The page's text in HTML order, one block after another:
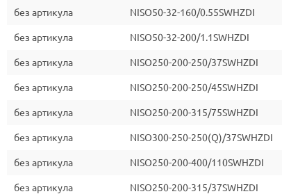
без артикула NISO50-32-160/0.55SWHZDI
без артикула NISO50-32-200/1.1SWHZDI
без артикула NISO250-200-250/37SWHZDI
без артикула NISO250-200-250/45SWHZDI
без артикула NISO250-200-315/75SWHZDI
без артикула NISO300-250-250(Q)/37SWHZDI
без артикула NISO250-200-400/110SWHZDI
без артикула NISO250-200-315/37SWHZDI